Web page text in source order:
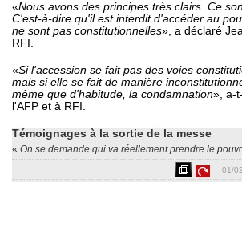
«Nous avons des principes très clairs. Ce
C'est-à-dire qu'il est interdit d'accéder au
ne sont pas constitutionnelles», a déclaré
RFI.
«Si l'accession se fait pas des voies
mais si elle se fait de manière
même que d'habitude, la condamnation», a-
l'AFP et à RFI.
Témoignages à la sortie de la messe
« On se demande qui va réellement prendre le
01/